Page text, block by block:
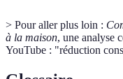
> Pour aller plus loin :
à la maison, une analyse
YouTube : "réduction